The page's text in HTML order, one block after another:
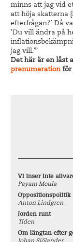
minns att jag vid
att höja skatterna
efterfrågan?’ Då
’Du vill ändra på
jag vill.’”
Det här är en låst
prenumerationför
Vi inser inte
Payam Moula
Anton Lindgren
Jorden runt
Tiden
Om längtan efter